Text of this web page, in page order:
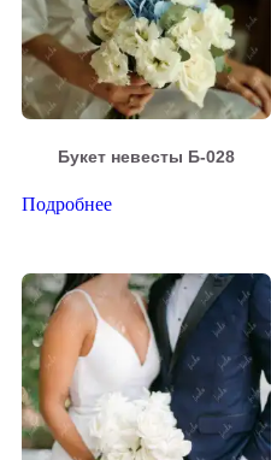
Букет невесты Б-028
Подробнее